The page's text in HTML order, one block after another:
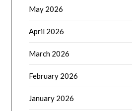
May 2026
April 2026
March 2026
February 2026
January 2026